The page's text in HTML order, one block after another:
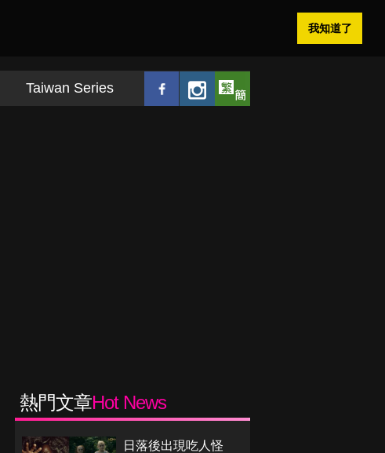
我知道了
Taiwan Series
熱門文章Hot News
日落後出現吃人怪